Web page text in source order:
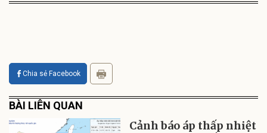
Chia sẻ Facebook
BÀI LIÊN QUAN
Cảnh báo áp thấp nhiệt